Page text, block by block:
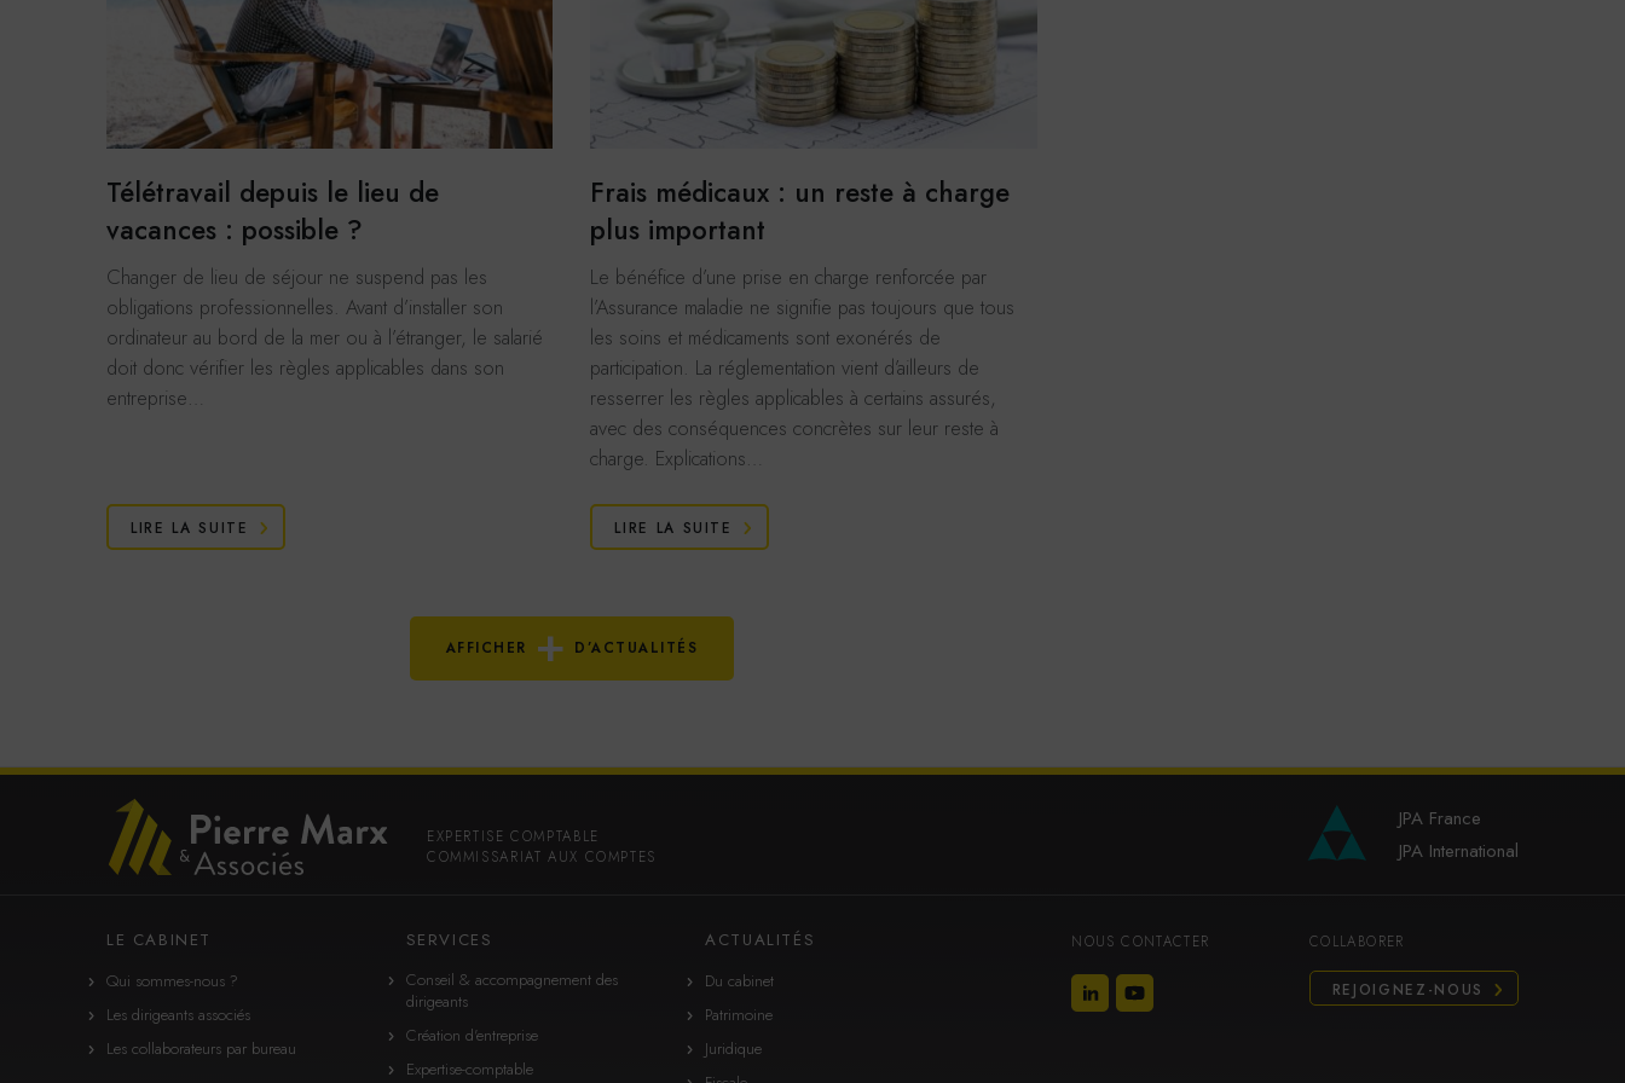
Télétravail depuis le lieu de
vacances : possible ?
Changer de lieu de séjour ne suspend pas les
obligations professionnelles. Avant d’installer son
ordinateur au bord de la mer ou à l’étranger, le salarié
doit donc vérifier les règles applicables dans son
entreprise…
LIRE LA SUITE
Frais médicaux : un reste à charge
plus important
Le bénéfice d’une prise en charge renforcée par
l’Assurance maladie ne signifie pas toujours que tous
les soins et médicaments sont exonérés de
participation. La réglementation vient d’ailleurs de
resserrer les règles applicables à certains assurés,
avec des conséquences concrètes sur leur reste à
charge. Explications…
LIRE LA SUITE
AFFICHER + D’ACTUALITÉS
EXPERTISE COMPTABLE
COMMISSARIAT AUX COMPTES
JPA France
JPA International
LE CABINET
Qui sommes-nous ?
Les dirigeants associés
Les collaborateurs par bureau
SERVICES
Conseil & accompagnement des
dirigeants
Création d'entreprise
Expertise-comptable
ACTUALITÉS
Du cabinet
Patrimoine
Juridique
NOUS CONTACTER COLLABORER
REJOIGNEZ-NOUS
Youtube
Cookies générés par Youtube lorsque l'on visionne les
vidéos directement sur le site p-m-a.net.
En savoir plus
ACCEPTER
Viméo
vidéos directement sur le site p-m-a.net.
Statistiques
Google Analytics
Cookies générés par Google Analytics pour récolter des
données statistiques.
En savoir plus
ACCEPTER
VALIDER LA SÉLECTION PERSONNALISÉE